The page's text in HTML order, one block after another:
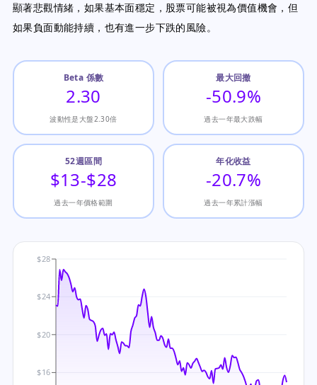
顯著悲觀情緒，如果基本面穩定，股票可能被視為價值機會，但
如果負面動能持續，也有進一步下跌的風險。
Beta 係數
2.30
波動性是大盤2.30倍
最大回撤
-50.9%
過去一年最大跌幅
52週區間
$13-$28
過去一年價格範圍
年化收益
-20.7%
過去一年累計漲幅
$16
$20
$24
$28